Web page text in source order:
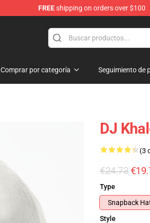
FREEshipping on orders over $100
Comprar por categoría Seguimiento de
DJ
(3
€24.73
Type
Snapback
Style